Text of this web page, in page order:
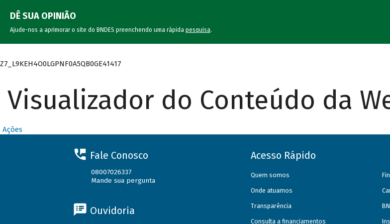
DÊ SUA OPINIÃO
Ajude-nos a aprimorar o site do BNDES preenchendo uma rápida pesquisa.
Z7_L9KEH4O0LGPNF0A5QB0GE41417
Visualizador do Conteúdo da
Ações
Fale Conosco
08007026337
Mande sua pergunta
Ouvidoria
Acesso Rápido
Quem somos
Onde atuamos
Transparência
Consulta a financiamentos